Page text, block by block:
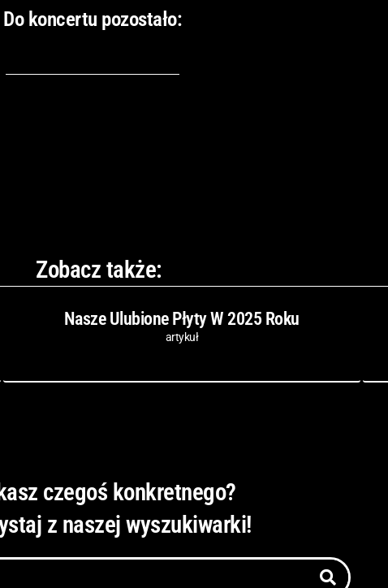
Do koncertu pozostało:
Zobacz także:
Nasze Ulubione Płyty W 2025 Roku
artykuł
czegoś konkretnego?
z naszej wyszukiwarki!